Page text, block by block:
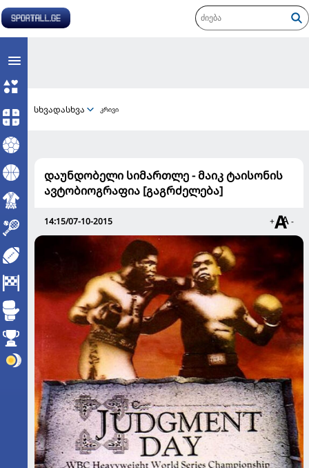
სხვადასხვა კრივი
დაუნდობელი სიმართლე - მაიკ ტაისონის
ავტობიოგრაფია [გაგრძელება]
14:15/07-10-2015 + -